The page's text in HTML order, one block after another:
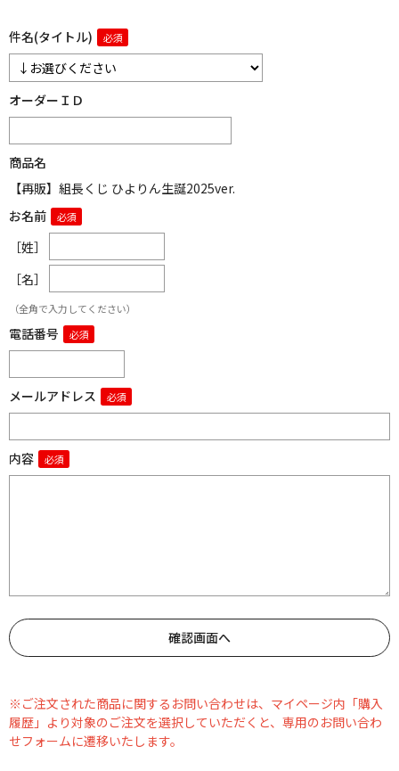
件名(タイトル)
オーダーＩＤ
商品名
【再販】組長くじ ひよりん生誕2025ver.
お名前
［姓］
［名］
（全角で入力してください）
電話番号
メールアドレス
内容
※ご注文された商品に関するお問い合わせは、マイページ内「購入
履歴」より対象のご注文を選択していただくと、専用のお問い合わ
せフォームに遷移いたします。